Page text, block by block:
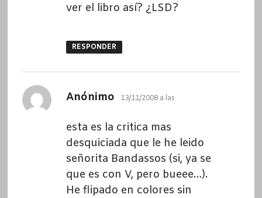
ver el libro así? ¿LSD?
RESPONDER
Anónimo dice:
13/11/2008 a las
esta es la critica mas
desquiciada que le he leido
señorita Bandassos (si, ya se
que es con V, pero bueee…).
He flipado en colores sin